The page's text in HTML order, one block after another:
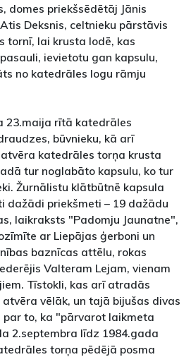
domes priekšsēdētāj Jānis
Deksnis, celtnieku pārstāvis
tornī, lai krusta lodē, kas
ievietotu gan kapsulu,
no katedrāles logu rāmju
23.maija rītā katedrāles
būvnieku, kā arī
katedrāles torņa krusta
tur noglabāto kapsulu, ko tur
Žurnālistu klātbūtnē kapsula
dažādi priekšmeti – 19 dažādu
laikraksts "Padomju Jaunatne",
ar Liepājas ģerboni un
baznīcas attēlu, rokas
Valteram Lejam, vienam
Tīstokli, kas arī atradās
vēlāk, un tajā bijušas divas
to, ka "pārvarot laikmeta
2.septembra līdz 1984.gada
torņa pēdējā posma